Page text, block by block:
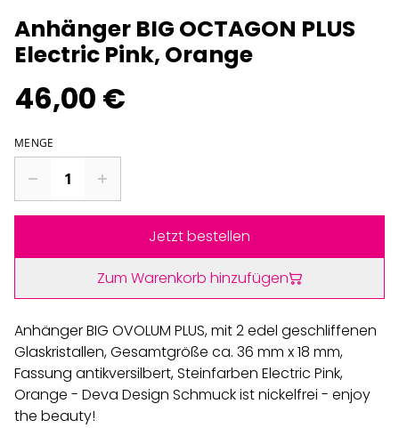
Anhänger BIG OCTAGON PLUS
Electric Pink, Orange
46,00 €
MENGE
Jetzt bestellen
Zum Warenkorb hinzufügen
Anhänger BIG OVOLUM PLUS, mit 2 edel geschliffenen
Glaskristallen, Gesamtgröße ca. 36 mm x 18 mm,
Fassung antikversilbert, Steinfarben Electric Pink,
Orange - Deva Design Schmuck ist nickelfrei - enjoy
the beauty!